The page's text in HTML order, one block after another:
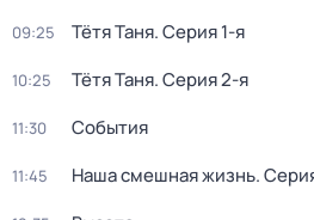
09:25 Тётя Таня. Серия 1-я
10:25 Тётя Таня. Серия 2-я
11:30 События
11:45 Наша смешная жизнь.